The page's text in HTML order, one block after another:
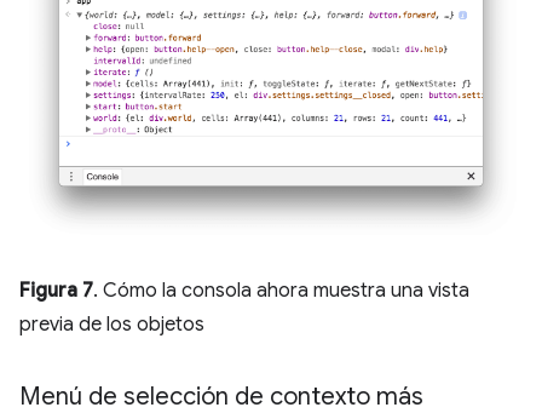
Figura 7. Cómo la consola ahora muestra una vista
previa de los objetos
Menú de selección de contexto más